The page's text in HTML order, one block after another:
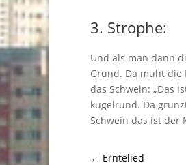
3. Strophe:
Und als man dann
Grund. Da muht die
das Schwein: „Das
kugelrund. Da
Schwein das ist der
← Erntelied